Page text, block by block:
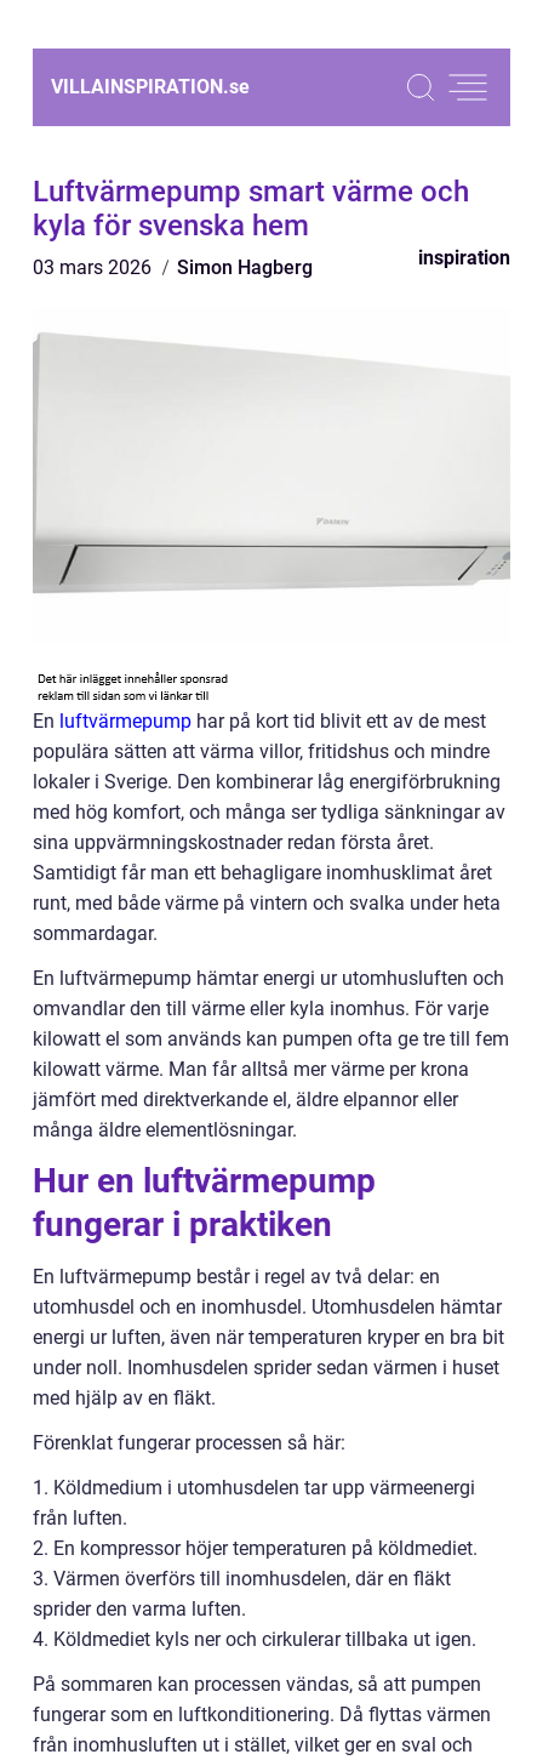
VILLAINSPIRATION.se
Luftvärmepump smart värme och
kyla för svenska hem
03 mars 2026 Simon Hagberg inspiration
En luftvärmepump har på kort tid blivit ett av de mest
populära sätten att värma villor, fritidshus och mindre
lokaler i Sverige. Den kombinerar låg energiförbrukning
med hög komfort, och många ser tydliga sänkningar av
sina uppvärmningskostnader redan första året.
Samtidigt får man ett behagligare inomhusklimat året
runt, med både värme på vintern och svalka under heta
sommardagar.
En luftvärmepump hämtar energi ur utomhusluften och
omvandlar den till värme eller kyla inomhus. För varje
kilowatt el som används kan pumpen ofta ge tre till fem
kilowatt värme. Man får alltså mer värme per krona
jämfört med direktverkande el, äldre elpannor eller
många äldre elementlösningar.
Hur en luftvärmepump
fungerar i praktiken
En luftvärmepump består i regel av två delar: en
utomhusdel och en inomhusdel. Utomhusdelen hämtar
energi ur luften, även när temperaturen kryper en bra bit
under noll. Inomhusdelen sprider sedan värmen i huset
med hjälp av en fläkt.
Förenklat fungerar processen så här:
1. Köldmedium i utomhusdelen tar upp värmeenergi
från luften.
2. En kompressor höjer temperaturen på köldmediet.
3. Värmen överförs till inomhusdelen, där en fläkt
sprider den varma luften.
4. Köldmediet kyls ner och cirkulerar tillbaka ut igen.
På sommaren kan processen vändas, så att pumpen
fungerar som en luftkonditionering. Då flyttas värmen
från inomhusluften ut i stället, vilket ger en sval och